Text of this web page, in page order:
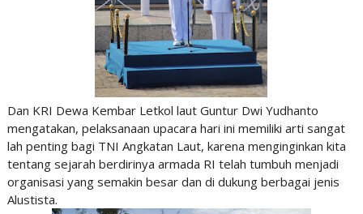
Dan KRI Dewa Kembar Letkol laut Guntur Dwi Yudhanto
mengatakan, pelaksanaan upacara hari ini memiliki arti sangat
lah penting bagi TNI Angkatan Laut, karena menginginkan kita
tentang sejarah berdirinya armada RI telah tumbuh menjadi
organisasi yang semakin besar dan di dukung berbagai jenis
Alustista.